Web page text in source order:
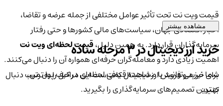
قیمت ویت نت تحت تأثیر عوامل مختلفی از جمله عرضه و تقاضا،
اخبار اقتصادی جهان، سیاست‌های مالی کشورها و حتی رفتار
سرمایه‌گذاران قرار دارد. به همین دلیل،قیمت لحظه‌ای ویت نت
اهمیت زیادی دارد و معامله‌گران حرفه‌ای همواره آن را دنبال می‌کنند.
شما نیز می‌توانید با مشاهده قیمت لحظه‌ای در کیف پول من،
بهترین تصمیم‌های سرمایه‌گذاری را بگیرید.
مشاهده بیشتر
خرید ارز دیجیتال در 3 مرحله ساده
برای خرید و فروش ارز دیجیتال کافی‌ست این مراحل را به‌ترتیب دنبال
کنید: